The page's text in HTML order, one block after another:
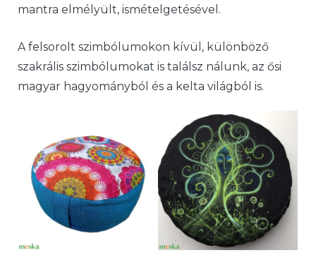
mantra elmélyült, ismételgetésével.
A felsorolt szimbólumokon kívül, különböző
szakrális szimbólumokat is találsz nálunk, az ősi
magyar hagyományból és a kelta világból is.